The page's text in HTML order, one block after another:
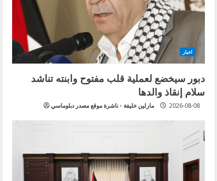
اخبار
دبور سيخضع لعملية قلب مفتوح وابنته تناشد
سلام إنقاذ والدها
مارلين خليفة - ناشرة موقع مصدر دبلوماسي 2026-08-08